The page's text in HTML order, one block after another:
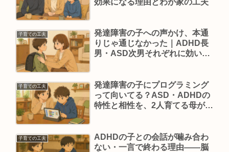
子育ての工夫
発達障害の子への声かけ、本通
りじゃ通じなかった｜ADHD長
男・ASD次男それぞれに効いた
子育ての工夫
発達障害の子にプログラミング
って向いてる？ASD・ADHDの
特性と相性を、2人育てる母が考
子育ての工夫
ADHDの子との会話が噛み合わ
ない・一言で終わる理由——脳